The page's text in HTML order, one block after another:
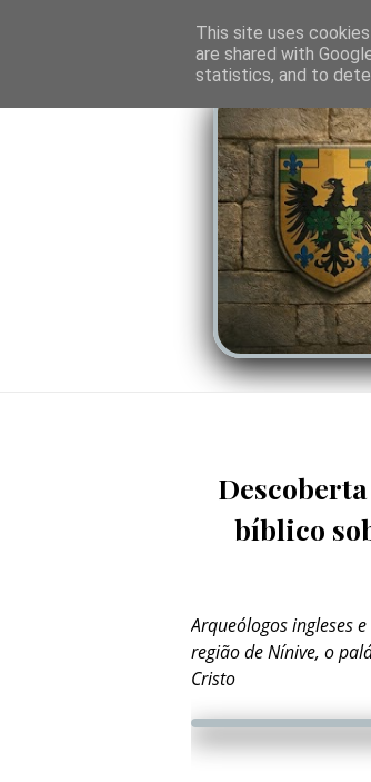
O PORTAL SOMBRAS DO
bíblico
Arqueólogos ingleses
região de Nínive, o
Cristo
This site uses
are shared with
statistics, and to